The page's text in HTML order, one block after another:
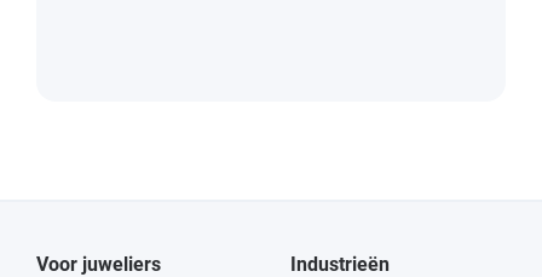
Voor juweliers Industrieën